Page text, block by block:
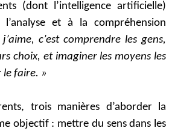
(dont l’intelligence artificielle)
et à la compréhension
c’est comprendre les gens,
choix, et imaginer les moyens les
faire. »
trois manières d’aborder la
objectif : mettre du sens dans les